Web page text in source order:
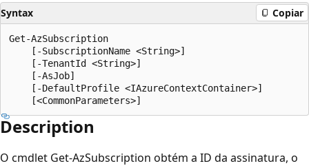
Syntax Copiar
Get-AzSubscription
    [-SubscriptionName <String>]
    [-TenantId <String>]
    [-AsJob]
    [-DefaultProfile <IAzureContextContainer>]
Description
O cmdlet Get-AzSubscription obtém a ID da assinatura, o